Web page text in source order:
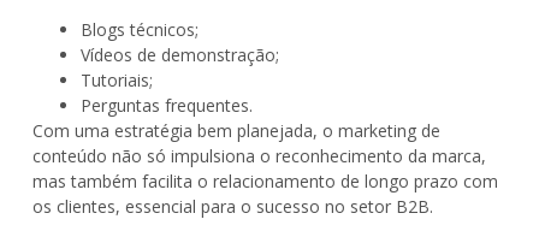
Blogs técnicos;
Vídeos de demonstração;
Tutoriais;
Perguntas frequentes.
Com uma estratégia bem planejada, o marketing de
conteúdo não só impulsiona o reconhecimento da marca,
mas também facilita o relacionamento de longo prazo com
os clientes, essencial para o sucesso no setor B2B.